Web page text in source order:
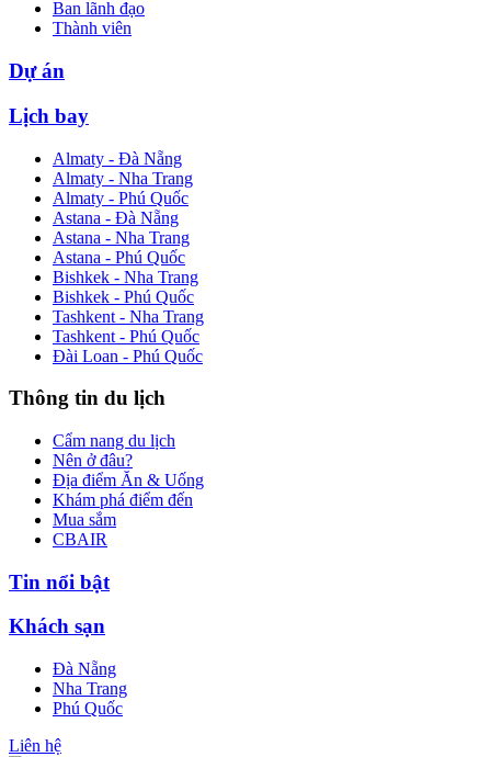
Ban lãnh đạo
Thành viên
Dự án
Lịch bay
Almaty - Đà Nẵng
Almaty - Nha Trang
Almaty - Phú Quốc
Astana - Đà Nẵng
Astana - Nha Trang
Astana - Phú Quốc
Bishkek - Nha Trang
Bishkek - Phú Quốc
Tashkent - Nha Trang
Tashkent - Phú Quốc
Đài Loan - Phú Quốc
Thông tin du lịch
Cẩm nang du lịch
Nên ở đâu?
Địa điểm Ăn & Uống
Khám phá điểm đến
Mua sắm
CBAIR
Tin nổi bật
Khách sạn
Đà Nẵng
Nha Trang
Phú Quốc
Liên hệ